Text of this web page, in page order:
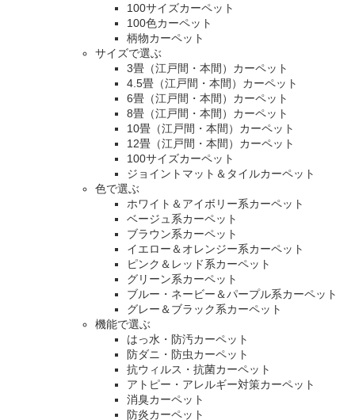
100サイズカーペット
100色カーペット
柄物カーペット
サイズで選ぶ
3畳（江戸間・本間）カーペット
4.5畳（江戸間・本間）カーペット
6畳（江戸間・本間）カーペット
8畳（江戸間・本間）カーペット
10畳（江戸間・本間）カーペット
12畳（江戸間・本間）カーペット
100サイズカーペット
ジョイントマット＆タイルカーペット
色で選ぶ
ホワイト＆アイボリー系カーペット
ベージュ系カーペット
ブラウン系カーペット
イエロー＆オレンジー系カーペット
ピンク＆レッド系カーペット
グリーン系カーペット
ブルー・ネービー＆パープル系カーペット
グレー＆ブラック系カーペット
機能で選ぶ
はっ水・防汚カーペット
防ダニ・防虫カーペット
抗ウィルス・抗菌カーペット
アトピー・アレルギー対策カーペット
消臭カーペット
防炎カーペット